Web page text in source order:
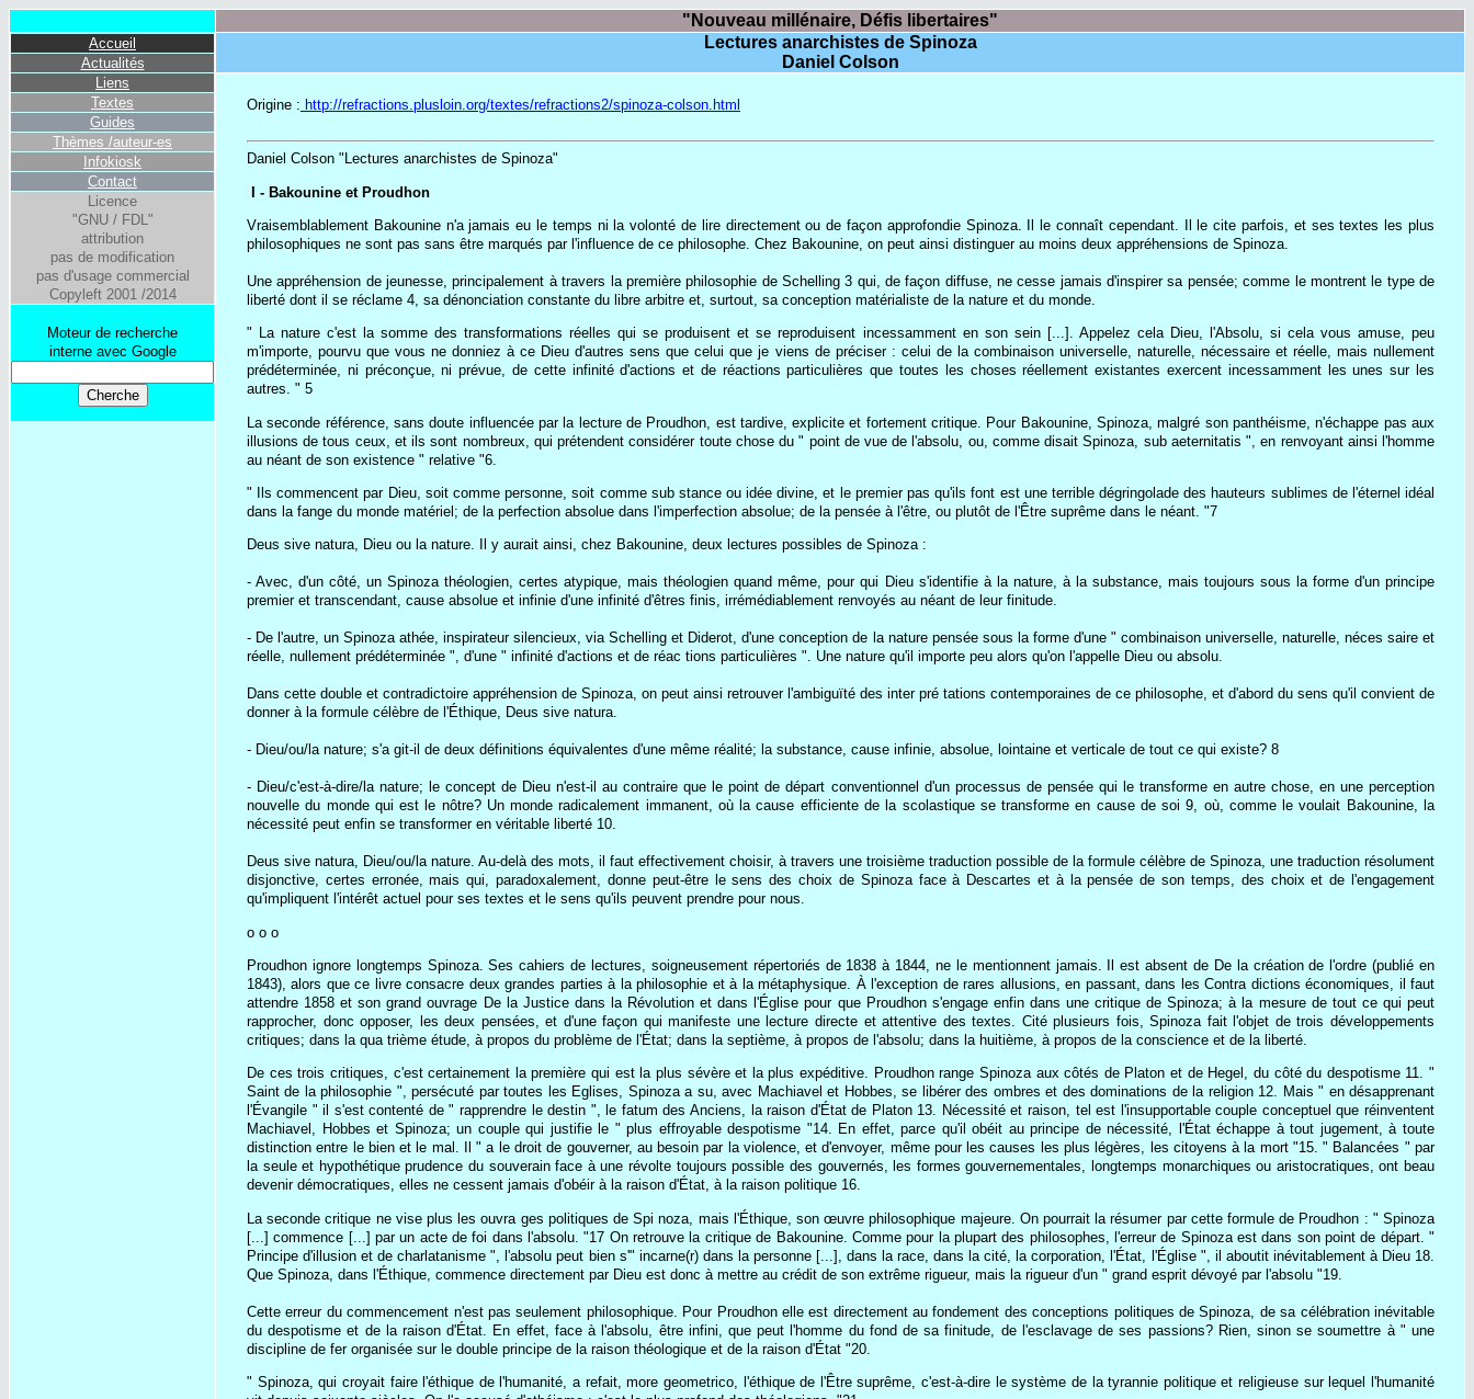
"Nouveau millénaire, Défis libertaires"
Accueil
Actualités
Liens
Textes
Guides
Thèmes /auteur-es
Infokiosk
Contact
Licence
"GNU / FDL"
attribution
pas de modification
pas d'usage commercial
Copyleft 2001 /2014
Moteur de recherche
interne avec Google
Lectures anarchistes de Spinoza
Daniel Colson
Origine : http://refractions.plusloin.org/textes/refractions2/spinoza-colson.html
Daniel Colson "Lectures anarchistes de Spinoza"
I - Bakounine et Proudhon
Vraisemblablement Bakounine n'a jamais eu le temps ni la volonté de lire directement ou de façon approfondie Spinoza. Il le connaît cependant. Il le cite parfois, et ses textes les plus
philosophiques ne sont pas sans être marqués par l'influence de ce philosophe. Chez Bakounine, on peut ainsi distinguer au moins deux appréhensions de Spinoza.
Une appréhension de jeunesse, principalement à travers la première philosophie de Schelling 3 qui, de façon diffuse, ne cesse jamais d'inspirer sa pensée; comme le montrent le type de
liberté dont il se réclame 4, sa dénonciation constante du libre arbitre et, surtout, sa conception matérialiste de la nature et du monde.
" La nature c'est la somme des transformations réelles qui se produisent et se reproduisent incessamment en son sein [...]. Appelez cela Dieu, l'Absolu, si cela vous amuse, peu
m'importe, pourvu que vous ne donniez à ce Dieu d'autres sens que celui que je viens de préciser : celui de la combinaison universelle, naturelle, nécessaire et réelle, mais nullement
prédéterminée, ni préconçue, ni prévue, de cette infinité d'actions et de réactions particulières que toutes les choses réellement existantes exercent incessamment les unes sur les
autres. " 5
La seconde référence, sans doute influencée par la lecture de Proudhon, est tardive, explicite et fortement critique. Pour Bakounine, Spinoza, malgré son panthéisme, n'échappe pas aux
illusions de tous ceux, et ils sont nombreux, qui prétendent considérer toute chose du " point de vue de l'absolu, ou, comme disait Spinoza, sub aeternitatis ", en renvoyant ainsi l'homme
au néant de son existence " relative "6.
" Ils commencent par Dieu, soit comme personne, soit comme sub stance ou idée divine, et le premier pas qu'ils font est une terrible dégringolade des hauteurs sublimes de l'éternel idéal
dans la fange du monde matériel; de la perfection absolue dans l'imperfection absolue; de la pensée à l'être, ou plutôt de l'Être suprême dans le néant. "7
Deus sive natura, Dieu ou la nature. Il y aurait ainsi, chez Bakounine, deux lectures possibles de Spinoza :
- Avec, d'un côté, un Spinoza théologien, certes atypique, mais théologien quand même, pour qui Dieu s'identifie à la nature, à la substance, mais toujours sous la forme d'un principe
premier et transcendant, cause absolue et infinie d'une infinité d'êtres finis, irrémédiablement renvoyés au néant de leur finitude.
- De l'autre, un Spinoza athée, inspirateur silencieux, via Schelling et Diderot, d'une conception de la nature pensée sous la forme d'une " combinaison universelle, naturelle, néces saire et
réelle, nullement prédéterminée ", d'une " infinité d'actions et de réac tions particulières ". Une nature qu'il importe peu alors qu'on l'appelle Dieu ou absolu.
Dans cette double et contradictoire appréhension de Spinoza, on peut ainsi retrouver l'ambiguïté des inter pré tations contemporaines de ce philosophe, et d'abord du sens qu'il convient de
donner à la formule célèbre de l'Éthique, Deus sive natura.
- Dieu/ou/la nature; s'a git-il de deux définitions équivalentes d'une même réalité; la substance, cause infinie, absolue, lointaine et verticale de tout ce qui existe? 8
- Dieu/c'est-à-dire/la nature; le concept de Dieu n'est-il au contraire que le point de départ conventionnel d'un processus de pensée qui le transforme en autre chose, en une perception
nouvelle du monde qui est le nôtre? Un monde radicalement immanent, où la cause efficiente de la scolastique se transforme en cause de soi 9, où, comme le voulait Bakounine, la
nécessité peut enfin se transformer en véritable liberté 10.
Deus sive natura, Dieu/ou/la nature. Au-delà des mots, il faut effectivement choisir, à travers une troisième traduction possible de la formule célèbre de Spinoza, une traduction résolument
disjonctive, certes erronée, mais qui, paradoxalement, donne peut-être le sens des choix de Spinoza face à Descartes et à la pensée de son temps, des choix et de l'engagement
qu'impliquent l'intérêt actuel pour ses textes et le sens qu'ils peuvent prendre pour nous.
o o o
Proudhon ignore longtemps Spinoza. Ses cahiers de lectures, soigneusement répertoriés de 1838 à 1844, ne le mentionnent jamais. Il est absent de De la création de l'ordre (publié en
1843), alors que ce livre consacre deux grandes parties à la philosophie et à la métaphysique. À l'exception de rares allusions, en passant, dans les Contra dictions économiques, il faut
attendre 1858 et son grand ouvrage De la Justice dans la Révolution et dans l'Église pour que Proudhon s'engage enfin dans une critique de Spinoza; à la mesure de tout ce qui peut
rapprocher, donc opposer, les deux pensées, et d'une façon qui manifeste une lecture directe et attentive des textes. Cité plusieurs fois, Spinoza fait l'objet de trois développements
critiques; dans la qua trième étude, à propos du problème de l'État; dans la septième, à propos de l'absolu; dans la huitième, à propos de la conscience et de la liberté.
De ces trois critiques, c'est certainement la première qui est la plus sévère et la plus expéditive. Proudhon range Spinoza aux côtés de Platon et de Hegel, du côté du despotisme 11. "
Saint de la philosophie ", persécuté par toutes les Eglises, Spinoza a su, avec Machiavel et Hobbes, se libérer des ombres et des dominations de la religion 12. Mais " en désapprenant
l'Évangile " il s'est contenté de " rapprendre le destin ", le fatum des Anciens, la raison d'État de Platon 13. Nécessité et raison, tel est l'insupportable couple conceptuel que réinventent
Machiavel, Hobbes et Spinoza; un couple qui justifie le " plus effroyable despotisme "14. En effet, parce qu'il obéit au principe de nécessité, l'État échappe à tout jugement, à toute
distinction entre le bien et le mal. Il " a le droit de gouverner, au besoin par la violence, et d'envoyer, même pour les causes les plus légères, les citoyens à la mort "15. " Balancées " par
la seule et hypothétique prudence du souverain face à une révolte toujours possible des gouvernés, les formes gouvernementales, longtemps monarchiques ou aristocratiques, ont beau
devenir démocratiques, elles ne cessent jamais d'obéir à la raison d'État, à la raison politique 16.
La seconde critique ne vise plus les ouvra ges politiques de Spi noza, mais l'Éthique, son œuvre philosophique majeure. On pourrait la résumer par cette formule de Proudhon : " Spinoza
[...] commence [...] par un acte de foi dans l'absolu. "17 On retrouve la critique de Bakounine. Comme pour la plupart des philosophes, l'erreur de Spinoza est dans son point de départ. "
Principe d'illusion et de charlatanisme ", l'absolu peut bien s'" incarne(r) dans la personne [...], dans la race, dans la cité, la corporation, l'État, l'Église ", il aboutit inévitablement à Dieu 18.
Que Spinoza, dans l'Éthique, commence directement par Dieu est donc à mettre au crédit de son extrême rigueur, mais la rigueur d'un " grand esprit dévoyé par l'absolu "19.
Cette erreur du commencement n'est pas seulement philosophique. Pour Proudhon elle est directement au fondement des conceptions politiques de Spinoza, de sa célébration inévitable
du despotisme et de la raison d'État. En effet, face à l'absolu, être infini, que peut l'homme du fond de sa finitude, de l'esclavage de ses passions? Rien, sinon se soumettre à " une
discipline de fer organisée sur le double principe de la raison théologique et de la raison d'État "20.
" Spinoza, qui croyait faire l'éthique de l'humanité, a refait, more geometrico, l'éthique de l'Être suprême, c'est-à-dire le système de la tyrannie politique et religieuse sur lequel l'humanité